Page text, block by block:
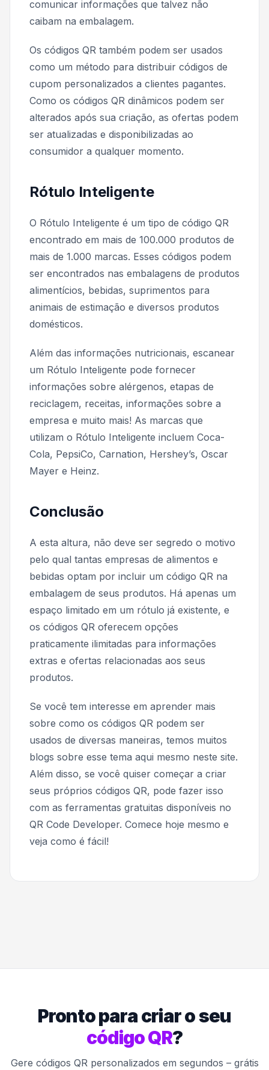
comunicar informações que talvez não
caibam na embalagem.
Os códigos QR também podem ser usados
como um método para distribuir códigos de
cupom personalizados a clientes pagantes.
Como os códigos QR dinâmicos podem ser
alterados após sua criação, as ofertas podem
ser atualizadas e disponibilizadas ao
consumidor a qualquer momento.
Rótulo Inteligente
O Rótulo Inteligente é um tipo de código QR
encontrado em mais de 100.000 produtos de
mais de 1.000 marcas. Esses códigos podem
ser encontrados nas embalagens de produtos
alimentícios, bebidas, suprimentos para
animais de estimação e diversos produtos
domésticos.
Além das informações nutricionais, escanear
um Rótulo Inteligente pode fornecer
informações sobre alérgenos, etapas de
reciclagem, receitas, informações sobre a
empresa e muito mais! As marcas que
utilizam o Rótulo Inteligente incluem Coca-
Cola, PepsiCo, Carnation, Hershey’s, Oscar
Mayer e Heinz.
Conclusão
A esta altura, não deve ser segredo o motivo
pelo qual tantas empresas de alimentos e
bebidas optam por incluir um código QR na
embalagem de seus produtos. Há apenas um
espaço limitado em um rótulo já existente, e
os códigos QR oferecem opções
praticamente ilimitadas para informações
extras e ofertas relacionadas aos seus
produtos.
Se você tem interesse em aprender mais
sobre como os códigos QR podem ser
usados de diversas maneiras, temos muitos
blogs sobre esse tema aqui mesmo neste site.
Além disso, se você quiser começar a criar
seus próprios códigos QR, pode fazer isso
com as ferramentas gratuitas disponíveis no
QR Code Developer. Comece hoje mesmo e
veja como é fácil!
Pronto para criar o seu
código QR?
Gere códigos QR personalizados em segundos – grátis